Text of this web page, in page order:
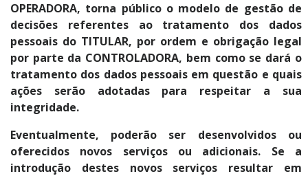
OPERADORA, torna público o modelo de gestão de
decisões referentes ao tratamento dos dados
pessoais do TITULAR, por ordem e obrigação legal
por parte da CONTROLADORA, bem como se dará o
tratamento dos dados pessoais em questão e quais
ações serão adotadas para respeitar a sua
integridade.
Eventualmente, poderão ser desenvolvidos ou
oferecidos novos serviços ou adicionais. Se a
introdução destes novos serviços resultar em